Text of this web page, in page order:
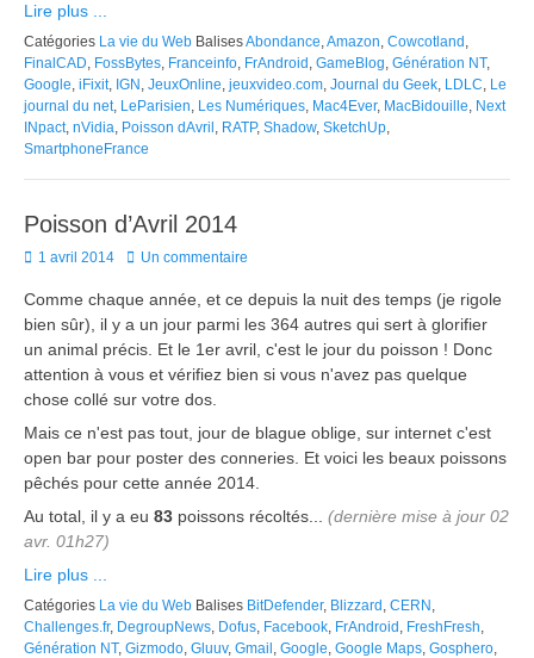
Lire plus ...
Catégories La vie du Web BalisesAbondance,Amazon, Cowcotland ,
FinalCAD, FossBytes, Franceinfo, FrAndroid , GameBlog, Génération NT,
Google, iFixit, IGN , JeuxOnline, jeuxvideo.com, Journal du Geek, LDLC, Le
journal du net, LeParisien, Les Numériques, Mac4Ever, MacBidouille, Next
INpact, nVidia, Poisson dAvril , RATP, Shadow, SketchUp,
SmartphoneFrance
Poisson d’Avril 2014
Posted
1 avril 2014 Un commentaire
Comme chaque année, et ce depuis la nuit des temps (je rigole
bien sûr), il y a un jour parmi les 364 autres qui sert à glorifier
un animal précis. Et le 1er avril, c'est le jour du poisson ! Donc
attention à vous et vérifiez bien si vous n'avez pas quelque
chose collé sur votre dos.
Mais ce n'est pas tout, jour de blague oblige, sur internet c'est
open bar pour poster des conneries. Et voici les beaux poissons
pêchés pour cette année 2014.
Au total, il y a eu 83 poissons récoltés... (dernière mise à jour 02
avr. 01h27)
Lire plus ...
Catégories La vie du Web Balises BitDefender, Blizzard , CERN ,
Challenges.fr, DegroupNews, Dofus, Facebook, FrAndroid , FreshFresh,
Génération NT, Gizmodo, Gluuv, Gmail , Google, Google Maps, Gosphero,